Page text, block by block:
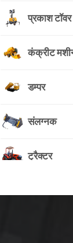
प्रकाश टॉवर
कंक्रीट
डम्पर
संलग्नक
ट्रैक्टर